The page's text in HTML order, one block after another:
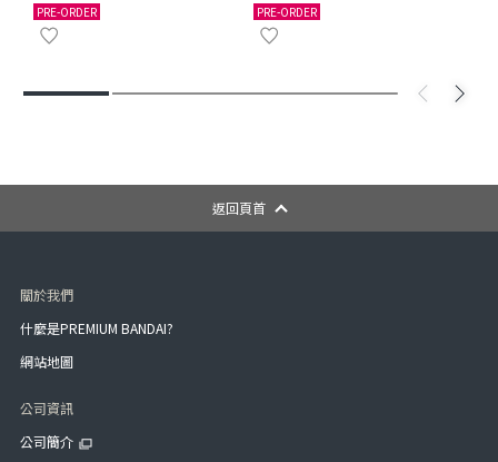
PRE-ORDER PRE-ORDER
返回頁首
關於我們
什麼是PREMIUM BANDAI?
網站地圖
公司資訊
公司簡介